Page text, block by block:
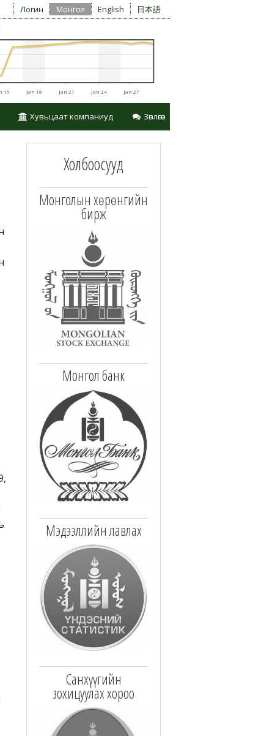
Логин Монгол English 日本語
15 Jan 18 Jan 21 Jan 24 Jan 27
Хувьцаат компаниуд Зөвлөгөө
Холбоосууд
Монголын хөрөнгийн
бирж
Монгол банк
Мэдээллийн лавлах
Санхүүгийн
зохицуулах хороо